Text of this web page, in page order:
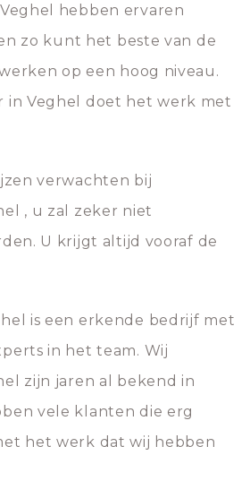
hebben ervaren
zo kunt het beste van de
op een hoog niveau.
in Veghel doet het werk met
verwachten bij
, u zal zeker niet
U krijgt altijd vooraf de
is een erkende bedrijf met
in het team. Wij
zijn jaren al bekend in
vele klanten die erg
het werk dat wij hebben